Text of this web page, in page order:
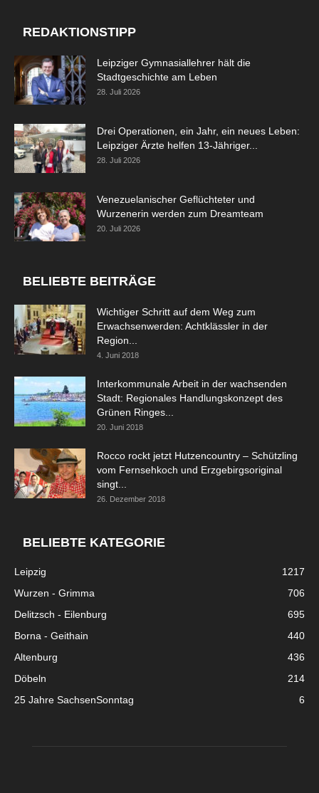
REDAKTIONSTIPP
Leipziger Gymnasiallehrer hält die
Stadtgeschichte am Leben
28. Juli 2026
Drei Operationen, ein Jahr, ein neues Leben:
Leipziger Ärzte helfen 13-Jähriger...
28. Juli 2026
Venezuelanischer Geflüchteter und
Wurzenerin werden zum Dreamteam
20. Juli 2026
BELIEBTE BEITRÄGE
Wichtiger Schritt auf dem Weg zum
Erwachsenwerden: Achtklässler in der
Region...
4. Juni 2018
Interkommunale Arbeit in der wachsenden
Stadt: Regionales Handlungskonzept des
Grünen Ringes...
20. Juni 2018
Rocco rockt jetzt Hutzencountry – Schützling
vom Fernsehkoch und Erzgebirgsoriginal
singt...
26. Dezember 2018
BELIEBTE KATEGORIE
Leipzig
1217
Wurzen - Grimma
706
Delitzsch - Eilenburg
695
Borna - Geithain
440
Altenburg
436
Döbeln
214
25 Jahre SachsenSonntag
6